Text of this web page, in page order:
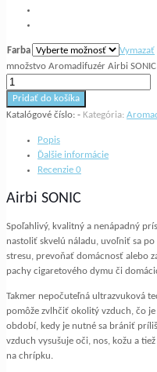
Farba
Vymazať
množstvo Aromadifuzér Airbi SONIC
Pridať do košíka
Katalógové číslo: - Kategória:
Popis
Ďalšie informácie
Recenzie 0
Airbi SONIC
Spoľahlivý, kvalitný a nenápadný
nastoliť skvelú náladu, uvoľniť sa
stresu, prevoňať domácnosť alebo
pachy cigaretového dymu či
Takmer nepočuteľná ultrazvuková
pomôže zvlhčiť okolitý vzduch, čo
období, kedy je nutné sa brániť
vzduch vysušuje oči, nos, kožu a
na chrípku.